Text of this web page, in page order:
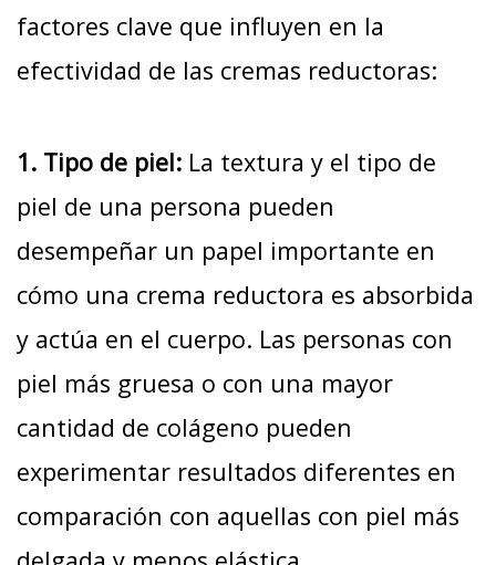
factores clave que influyen en la
efectividad de las cremas reductoras:
1. Tipo de piel: La textura y el tipo de
piel de una persona pueden
desempeñar un papel importante en
cómo una crema reductora es absorbida
y actúa en el cuerpo. Las personas con
piel más gruesa o con una mayor
cantidad de colágeno pueden
experimentar resultados diferentes en
comparación con aquellas con piel más